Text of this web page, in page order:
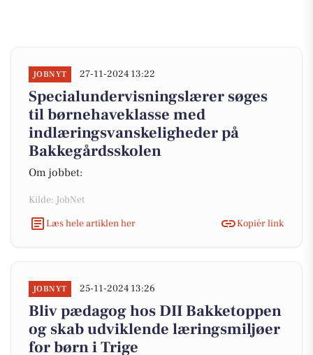
JOBNYT 27-11-2024 13:22
Specialundervisningslærer søges
til børnehaveklasse med
indlæringsvanskeligheder på
Bakkegårdsskolen
Om jobbet:
Kilde: JobNet
Læs hele artiklen her
Kopiér link
JOBNYT 25-11-2024 13:26
Bliv pædagog hos DII Bakketoppen
og skab udviklende læringsmiljøer
for børn i Trige